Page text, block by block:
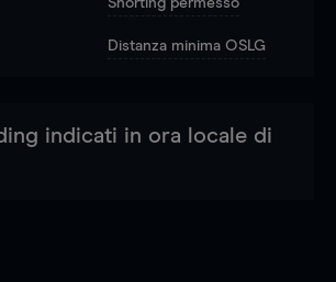
Distanza minima OSLG
indicati in ora locale di